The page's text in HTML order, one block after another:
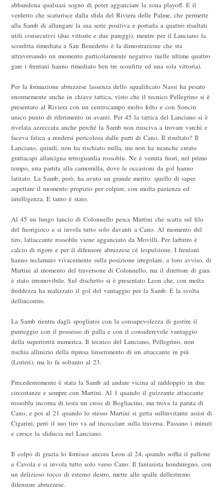
abbandona qualsiasi sogno di poter agganciare la zona playoff. E il
verdetto che scaturisce dalla sfida del Riviera delle Palme, che permette
alla Samb di allungare la sua serie positiva e portarla a quattro risultati
utili consecutivi (due vittorie e due pareggi), mentre per il Lanciano la
sconfitta rimediata a San Benedetto è la dimostrazione che sta
attraversando un momento particolarmente negativo (nelle ultime quattro
gare i frentani hanno rimediato ben tre sconfitte ed una sola vittoria).
Per la formazione abruzzese lassenza dello squalificato Nassi ha pesato
enormemente anche in chiave tattica, visto che il tecnico Pellegrino si è
presentato al Riviera con un centrocampo molto folto e con Soncin
unico punto di riferimento in avanti. Per 45 la tattica del Lanciano si è
rivelata azzeccata anche perché la Samb non riusciva a trovare varchi e
faceva fatica a rendersi pericolosa dalle parti di Cano. Il risultato? Il
Lanciano, quindi, non ha rischiato nulla, ma non ha neanche creato
grattacapi allarcigna retroguardia rossoblu. Ne è venuta fuori, nel primo
tempo, una partita alla camomilla, dove le occasioni da gol hanno
latitato. La Samb, però, ha avuto un grande merito: quello di saper
aspettare il momento propizio per colpire, con molta pazienza ed
intelligenza. E tanto è stato.
Al 45 un lungo lancio di Colonnello pesca Martini che scatta sul filo
del fuorigioco e si invola tutto solo davanti a Cano. Al momento del
tiro, lattaccante rossoblu viene agganciato da Movilli. Per larbitro è
calcio di rigore e per il difensore abruzzese cè lespulsione. I frentani
hanno reclamato vivacemente sulla posizione irregolare, a loro avviso, di
Martini al momento del traversone di Colonnello, ma il direttore di gara
è stato irremovibile. Sul dischetto si è presentato Leon che, con molta
freddezza ha realizzato il gol del vantaggio per la Samb. E la svolta
dellincontro.
La Samb rientra dagli spogliatoi con la consapevolezza di gestire il
punteggio con il possesso di palla e con il considerevole vantaggio
della superiorità numerica. Il tecnico del Lanciano, Pellegrino, non
rischia allinizio della ripresa linserimento di un attaccante in più
(Lorieri), ma lo fa soltanto al 23.
Precedentemente è stata la Samb ad andare vicina al raddoppio in due
circostanze e sempre con Martini. Al 1 quando il guizzante attaccante
rossoblu incorna di testa un cross di Bogliacino, ma trova la parata di
Cano, e poi al 21 quando lo stesso Martini si getta sullinvitante assist di
Cigarini, però il suo tiro va ad incocciare sulla traversa. Passano i minuti
e cresce la sfiducia nel Lanciano.
Il colpo di grazia lo fornisce ancora Leon al 24, quando soffia il pallone
a Cavola e si invola tutto solo verso Cano. Il fantasista honduregno, con
un delizioso tocco di esterno destro, mette alle spalle dellestremo
difensore abruzzese.